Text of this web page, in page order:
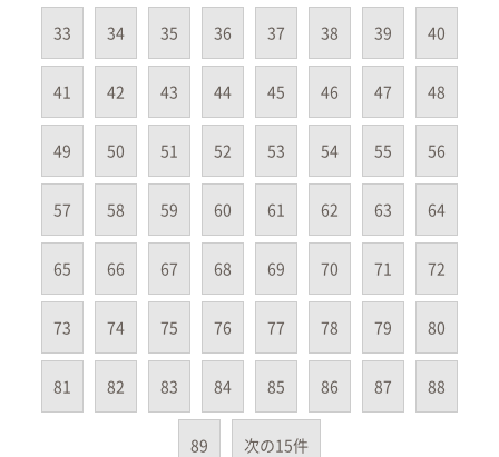
33 34 35 36 37 38 39 40
41 42 43 44 45 46 47 48
49 50 51 52 53 54 55 56
57 58 59 60 61 62 63 64
65 66 67 68 69 70 71 72
73 74 75 76 77 78 79 80
81 82 83 84 85 86 87 88
89 次の15件